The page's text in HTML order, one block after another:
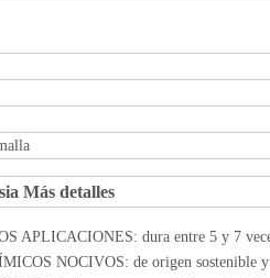
Más detalles
APLICACIONES: dura entre 5 y 7
NOCIVOS: de origen sostenible